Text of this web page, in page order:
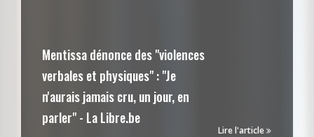
Mentissa dénonce des "violences
verbales et physiques" : "Je
n'aurais jamais cru, un jour, en
parler" - La Libre.be
Lire l'article